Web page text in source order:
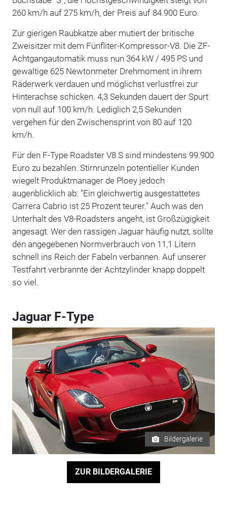
260 km/h auf 275 km/h, der Preis auf 84.900 Euro.
Zur gierigen Raubkatze aber mutiert der britische
Zweisitzer mit dem Fünfliter-Kompressor-V8. Die ZF-
Achtgangautomatik muss nun 364 kW / 495 PS und
gewaltige 625 Newtonmeter Drehmoment in ihrem
Räderwerk verdauen und möglichst verlustfrei zur
Hinterachse schicken. 4,3 Sekunden dauert der Spurt
von null auf 100 km/h. Lediglich 2,5 Sekunden
vergehen für den Zwischensprint von 80 auf 120
km/h.
Für den F-Type Roadster V8 S sind mindestens 99.900
Euro zu bezahlen. Stirnrunzeln potentieller Kunden
wiegelt Produktmanager de Ploey jedoch
augenblicklich ab: "Ein gleichwertig ausgestattetes
Carrera Cabrio ist 25 Prozent teurer." Auch was den
Unterhalt des V8-Roadsters angeht, ist Großzügigkeit
angesagt. Wer den rassigen Jaguar häufig nutzt, sollte
den angegebenen Normverbrauch von 11,1 Litern
schnell ins Reich der Fabeln verbannen. Auf unserer
Testfahrt verbrannte der Achtzylinder knapp doppelt
so viel.
Jaguar F-Type
Bildergalerie
ZUR BILDERGALERIE